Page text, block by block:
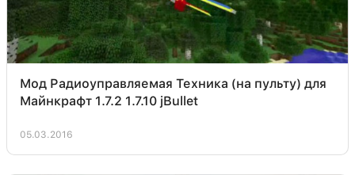
Мод Радиоуправляемая Техника (на пульту) для
Майнкрафт 1.7.2 1.7.10 jBullet
05.03.2016